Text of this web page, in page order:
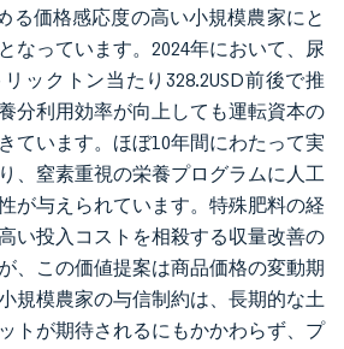
る価格感応度の高い小規模農家にと
なっています。2024年において、尿
ックトン当たり328.2USD前後で推
分利用効率が向上しても運転資本の
ています。ほぼ10年間にわたって実
、窒素重視の栄養プログラムに人工
が与えられています。特殊肥料の経
い投入コストを相殺する収量改善の
、この価値提案は商品価格の変動期
規模農家の与信制約は、長期的な土
トが期待されるにもかかわらず、プ